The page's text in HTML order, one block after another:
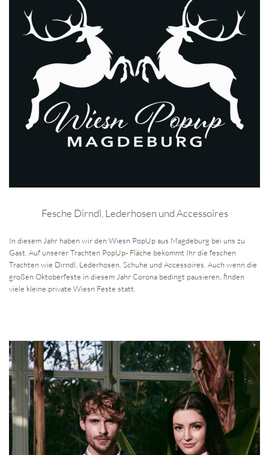
Fesche Dirndl, Lederhosen und Accessoires
In diesem Jahr haben wir denWiesn PopUpaus Magdeburg bei uns zu
Gast. Auf unserer Trachten PopUp- Fläche bekommt Ihr die feschen
Trachten wie Dirndl, Lederhosen, Schuhe und Accessoires. Auch wenn die
großen Oktoberfeste in diesem Jahr Corona bedingt pausieren, finden
viele kleine private Wiesn Feste statt.